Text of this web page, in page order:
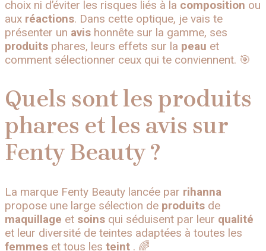
choix ni d’éviter les risques liés à la composition ou
aux réactions. Dans cette optique, je vais te
présenter un avis honnête sur la gamme, ses
produits phares, leurs effets sur la peau et
comment sélectionner ceux qui te conviennent. 🎯
Quels sont les produits
phares et les avis sur
Fenty Beauty ?
La marque Fenty Beauty lancée par rihanna
propose une large sélection de produits de
maquillage et soins qui séduisent par leur qualité
et leur diversité de teintes adaptées à toutes les
femmes et tous les teint . 🌈